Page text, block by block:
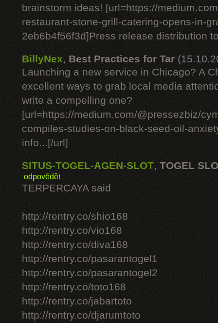
brainstorm ideas! [url=https://
restaurant-stone-grill-catering-opens-in-
2eb6b4f56f3d]Press release distribution
BillyNex, Best Practices for Tar
Launching a new service in Chicago? A
excellent ways to grab local media
write a compelling one?
[url=https://medium.com/@pressezbiz/
compiles-studies-on-black-seed-oil-
info...[/url]
SITUS-TOGEL-AGEN-SLOT,TOGEL
odpovědět
TERPERCAYA said
http://rentry.co/shio168
http://rentry.co/vio168
http://rentry.co/diva168
http://rentry.co/pasarantogel1
http://rentry.co/pasarantogel2
http://rentry.co/toto168
http://rentry.co/jabartoto
http://rentry.co/djarumtoto